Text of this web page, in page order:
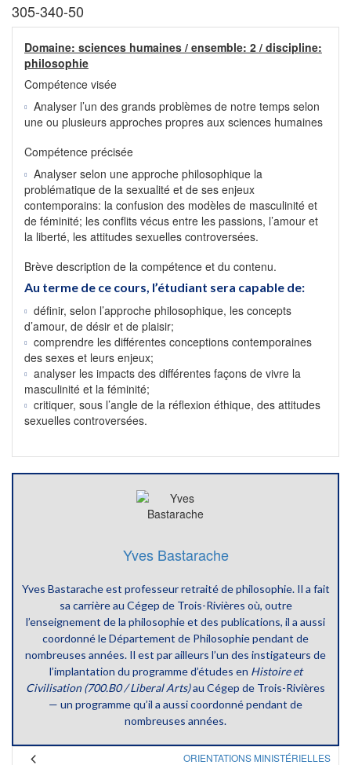
305-340-50
Domaine: sciences humaines / ensemble: 2 / discipline:
philosophie
Compétence visée
Analyser l’un des grands problèmes de notre temps selon
une ou plusieurs approches propres aux sciences humaines
Compétence précisée
Analyser selon une approche philosophique la
problématique de la sexualité et de ses enjeux
contemporains: la confusion des modèles de masculinité et
de féminité; les conflits vécus entre les passions, l’amour et
la liberté, les attitudes sexuelles controversées.
Brève description de la compétence et du contenu.
Au terme de ce cours, l’étudiant sera capable de:
définir, selon l’approche philosophique, les concepts
d’amour, de désir et de plaisir;
comprendre les différentes conceptions contemporaines
des sexes et leurs enjeux;
analyser les impacts des différentes façons de vivre la
masculinité et la féminité;
critiquer, sous l’angle de la réflexion éthique, des attitudes
sexuelles controversées.
Yves Bastarache
Yves Bastarache est professeur retraité de philosophie. Il a fait
sa carrière au Cégep de Trois-Rivières où, outre
l’enseignement de la philosophie et des publications, il a aussi
coordonné le Département de Philosophie pendant de
nombreuses années. Il est par ailleurs l’un des instigateurs de
l’implantation du programme d’études en Histoire et
Civilisation (700.B0 / Liberal Arts)au Cégep de Trois-Rivières
— un programme qu’il a aussi coordonné pendant de
nombreuses années.
ORIENTATIONS MINISTÉRIELLES